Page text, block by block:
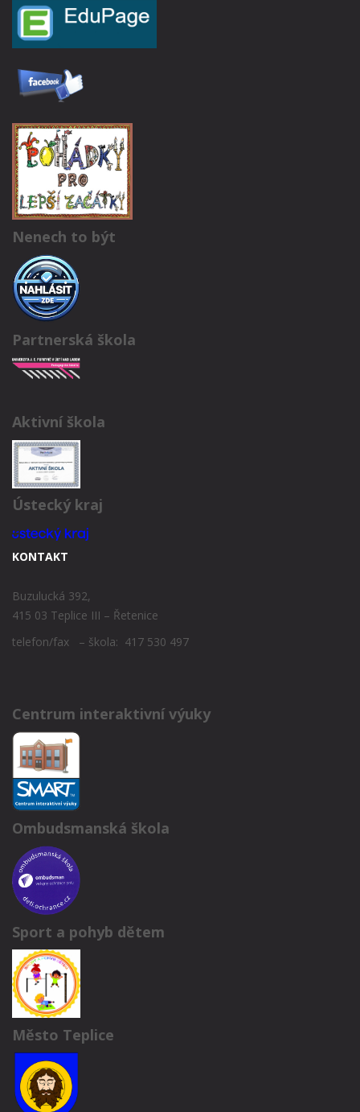
Nenech to být
Partnerská škola
Aktivní škola
Ústecký kraj
KONTAKT
Buzulucká 392,
415 03 Teplice III – Řetenice
telefon/fax – škola: 417 530 497
Centrum interaktivní výuky
Ombudsmanská škola
Sport a pohyb dětem
Město Teplice